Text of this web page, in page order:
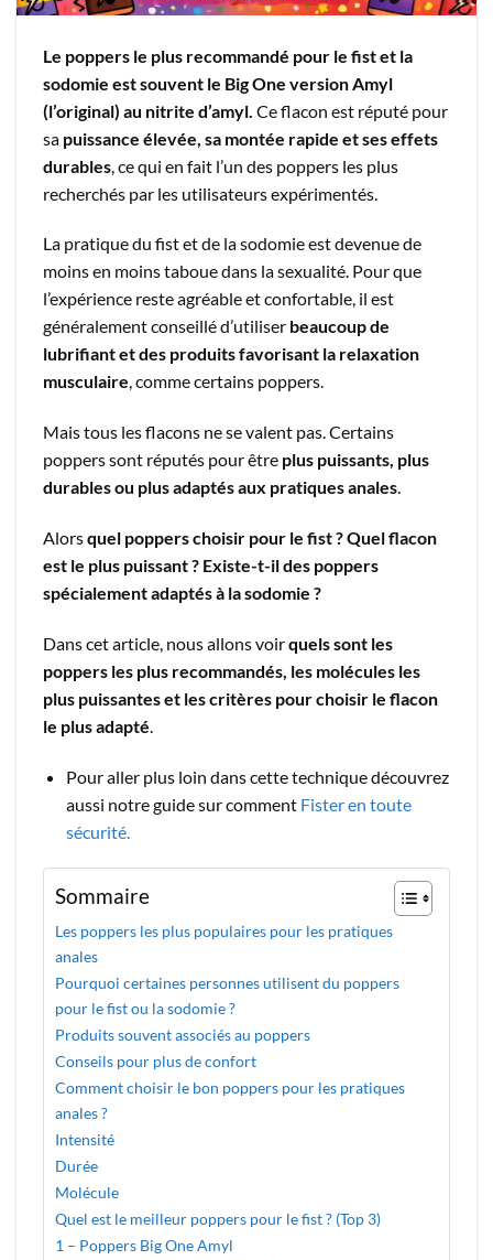
Le poppers le plus recommandé pour le fist et la
sodomie est souvent le Big One version Amyl
(l’original) au nitrite d’amyl. Ce flacon est réputé pour
sa puissance élevée, sa montée rapide et ses effets
durables , ce qui en fait l’un des poppers les plus
recherchés par les utilisateurs expérimentés.
La pratique du fist et de la sodomie est devenue de
moins en moins taboue dans la sexualité. Pour que
l’expérience reste agréable et confortable, il est
généralement conseillé d’utiliser beaucoup de
lubrifiant et des produits favorisant la relaxation
musculaire, comme certains poppers.
Mais tous les flacons ne se valent pas. Certains
poppers sont réputés pour être plus puissants, plus
durables ou plus adaptés aux pratiques anales.
Alorsquel poppers choisir pour le fist ? Quel flacon
est le plus puissant ? Existe-t-il des poppers
spécialement adaptés à la sodomie ?
Dans cet article, nous allons voirquels sont les
poppers les plus recommandés, les molécules les
plus puissantes et les critères pour choisir le flacon
le plus adapté.
Pour aller plus loin dans cette technique découvrez
aussi notre guide sur comment Fister en toute
sécurité.
Sommaire
Les poppers les plus populaires pour les pratiques
anales
Pourquoi certaines personnes utilisent du poppers
pour le fist ou la sodomie ?
Produits souvent associés au poppers
Conseils pour plus de confort
Comment choisir le bon poppers pour les pratiques
anales ?
Intensité
Durée
Molécule
Quel est le meilleur poppers pour le fist ? (Top 3)
1 – Poppers Big One Amyl